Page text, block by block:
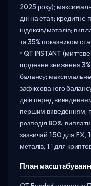
2025 року);
дні на етап; кредитне
індексів/металів;
та 35% показником
• QT INSTANT
щоденне зниження 3%
балансу;
зафіксованого
днів перед
першим виведенням;
розподіл 80%;
зазвичай 1:50 для FX,
металів, 1:1 для
План